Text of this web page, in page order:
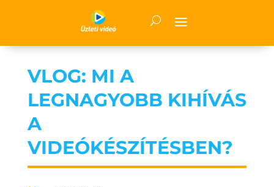
VLOG: MI A
LEGNAGYOBB KIHÍVÁS
A
VIDEÓKÉSZÍTÉSBEN?